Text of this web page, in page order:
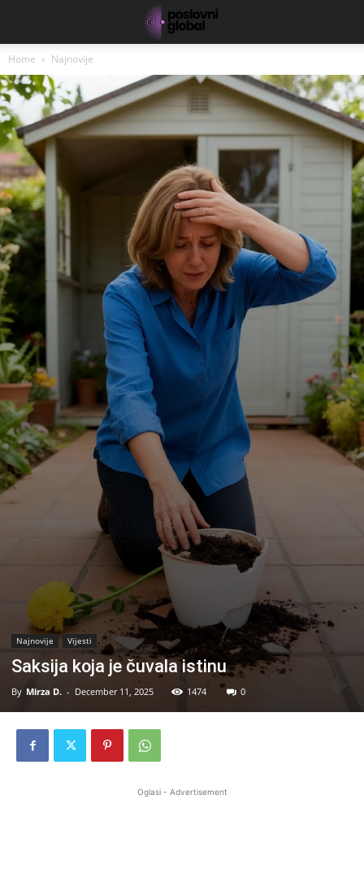
Home Najnovije
Najnovije Vijesti
Saksija koja je čuvala istinu
By Mirza D. - December 11, 2025 1474 0
Oglasi - Advertisement